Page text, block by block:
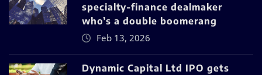
specialty-finance dealmaker
who’s a double boomerang
Feb 13, 2026
Dynamic Capital Ltd IPO gets